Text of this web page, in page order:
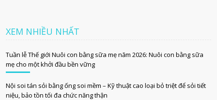
XEM NHIỀU NHẤT
Tuần lễ Thế giới Nuôi con bằng sữa mẹ năm 2026: Nuôi con bằng sữa
mẹ cho một khởi đầu bền vững
Nội soi tán sỏi bằng ống soi mềm – Kỹ thuật cao loại bỏ triệt để sỏi tiết
niệu, bảo tồn tối đa chức năng thận